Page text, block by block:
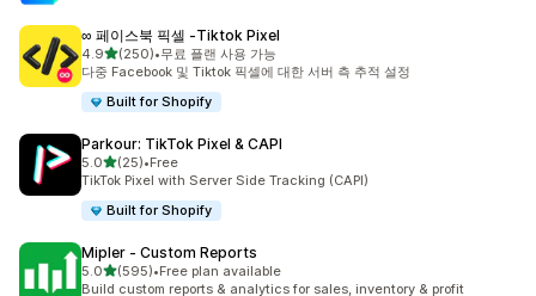
∞ 페이스북 픽셀 ‑Tiktok Pixel
4.9별 5개 중
(250)
총 리뷰 250개
•무료 플랜 사용 가능
다중 Facebook 및 Tiktok 픽셀에 대한 서버 측 추적 설정
Built for Shopify
Parkour: TikTok Pixel & CAPI
5.0별 5개 중
(25)
총 리뷰 25개
•Free
TikTok Pixel with Server Side Tracking (CAPI)
Built for Shopify
Mipler ‑ Custom Reports
5.0별 5개 중
(595)
총 리뷰 595개
•Free plan available
Build custom reports & analytics for sales, inventory & profit